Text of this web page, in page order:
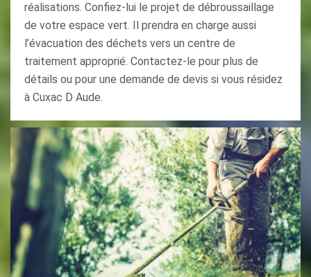
réalisations. Confiez-lui le projet de débroussaillage
de votre espace vert. Il prendra en charge aussi
l’évacuation des déchets vers un centre de
traitement approprié. Contactez-le pour plus de
détails ou pour une demande de devis si vous résidez
à Cuxac D Aude.